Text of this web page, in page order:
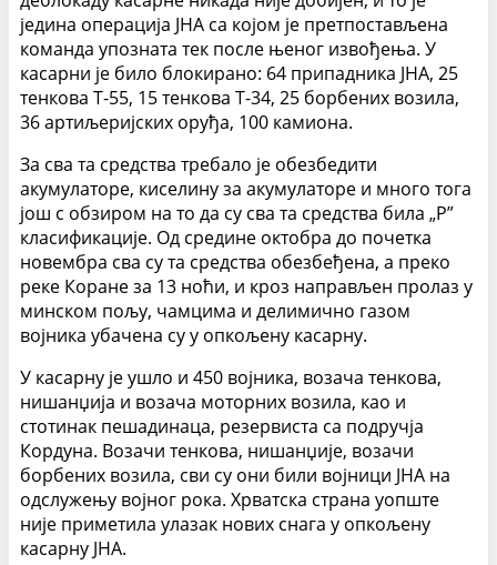
једина операција ЈНА са којом је претпостављена
команда упозната тек после њеног извођења. У
касарни је било блокирано: 64 припадника ЈНА, 25
тенкова Т-55, 15 тенкова Т-34, 25 борбених возила,
36 артиљеријских оруђа, 100 камиона.
За сва та средства требало је обезбедити
акумулаторе, киселину за акумулаторе и много тога
још с обзиром на то да су сва та средства била „Р”
класификације. Од средине октобра до почетка
новембра сва су та средства обезбеђена, а преко
реке Коране за 13 ноћи, и кроз направљен пролаз у
минском пољу, чамцима и делимично газом
војника убачена су у опкољену касарну.
У касарну је ушло и 450 војника, возача тенкова,
нишанџија и возача моторних возила, као и
стотинак пешадинаца, резервиста са подручја
Кордуна. Возачи тенкова, нишанџије, возачи
борбених возила, сви су они били војници ЈНА на
одслужењу војног рока. Хрватска страна уопште
није приметила улазак нових снага у опкољену
касарну ЈНА.